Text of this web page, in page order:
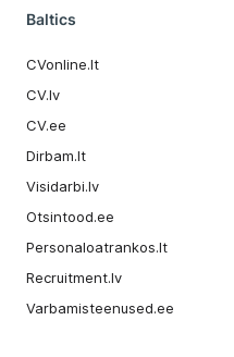
Baltics
CVonline.lt
CV.lv
CV.ee
Dirbam.It
Visidarbi.lv
Otsintood.ee
Personaloatrankos.lt
Recruitment.lv
Varbamisteenused.ee